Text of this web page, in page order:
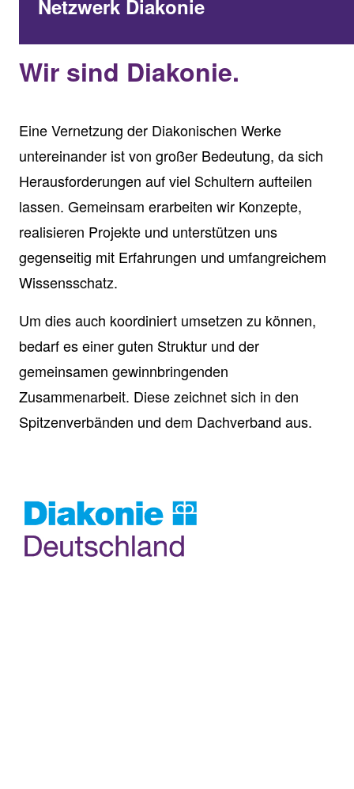
Netzwerk Diakonie
Wir sind Diakonie.
Eine Vernetzung der Diakonischen Werke
untereinander ist von großer Bedeutung, da sich
Herausforderungen auf viel Schultern aufteilen
lassen. Gemeinsam erarbeiten wir Konzepte,
realisieren Projekte und unterstützen uns
gegenseitig mit Erfahrungen und umfangreichem
Wissensschatz.
Um dies auch koordiniert umsetzen zu können,
bedarf es einer guten Struktur und der
gemeinsamen gewinnbringenden
Zusammenarbeit. Diese zeichnet sich in den
Spitzenverbänden und dem Dachverband aus.